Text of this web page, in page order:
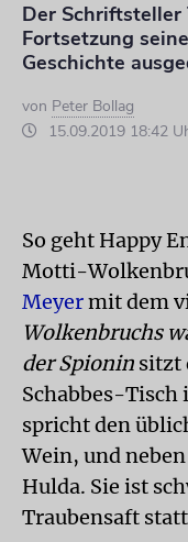
Der Schriftsteller
Fortsetzung
Geschichte
von Peter Bollag
15.09.2019 18:42
So geht Happy
Motti-
Meyermit dem
Wolkenbruchs
der Spionin sitzt
Schabbes-Tisch
spricht den
Wein, und
Hulda. Sie ist
Traubensaft